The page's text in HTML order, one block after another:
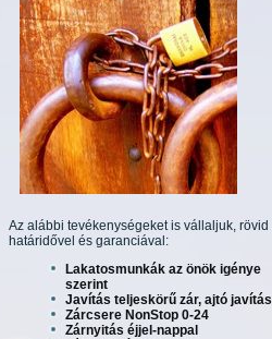
Az alábbi tevékenységeket is vállaljuk, rövid
határidővel és garanciával:
Lakatosmunkák az önök igénye
szerint
Javítás teljeskörű zár, ajtó javítás
Zárcsere NonStop 0-24
Zárnyitás éjjel-nappal